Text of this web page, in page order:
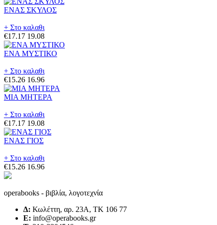
ΕΝΑΣ ΣΚΥΛΟΣ
+ Στο καλαθι
€17.17 19.08
ΕΝΑ ΜΥΣΤΙΚΟ
+ Στο καλαθι
€15.26 16.96
ΜΙΑ ΜΗΤΕΡΑ
+ Στο καλαθι
€17.17 19.08
ΕΝΑΣ ΓΙΟΣ
+ Στο καλαθι
€15.26 16.96
operabooks - βιβλία, λογοτεχνία
Δ: Κωλέττη, αρ. 23Α, ΤΚ 106 77
E: info@operabooks.gr